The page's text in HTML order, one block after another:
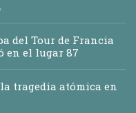
del Tour de Francia
en el lugar 87
tragedia atómica en